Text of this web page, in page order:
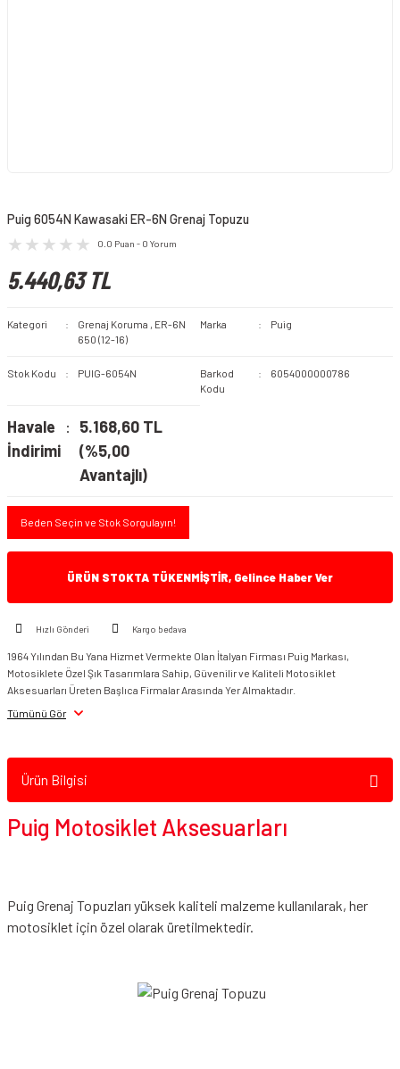
Puig 6054N Kawasaki ER-6N Grenaj Topuzu
0.0 Puan - 0 Yorum
5.440,63 TL
Kategori Grenaj Koruma , ER-6N
650 (12-16)
Marka Puig
Stok Kodu PUIG-6054N
Barkod
Kodu
6054000000786
Havale
İndirimi
5.168,60 TL
(%5,00
Avantajlı)
Beden Seçin ve Stok Sorgulayın!
ÜRÜN STOKTA TÜKENMİŞTİR, Gelince Haber Ver
Hızlı Gönderi Kargo bedava
1964 Yılından Bu Yana Hizmet Vermekte Olan İtalyan Firması Puig Markası,
Motosiklete Özel Şık Tasarımlara Sahip, Güvenilir ve Kaliteli Motosiklet
Aksesuarları Üreten Başlıca Firmalar Arasında Yer Almaktadır.
Tümünü Gör
Ürün Bilgisi
Puig Motosiklet Aksesuarları
Puig Grenaj Topuzları yüksek kaliteli malzeme kullanılarak, her
motosiklet için özel olarak üretilmektedir.